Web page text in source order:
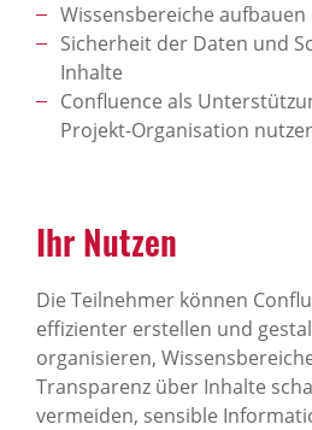
Wissensbereiche aufbauen
Sicherheit der Daten und
Inhalte
Confluence als
Projekt-Organisation
Ihr Nutzen
Die Teilnehmer können
effizienter erstellen und
organisieren,
Transparenz über Inhalte
vermeiden, sensible